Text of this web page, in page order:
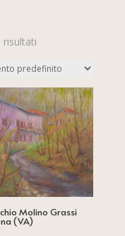
risultati
Molino Grassi
(VA)